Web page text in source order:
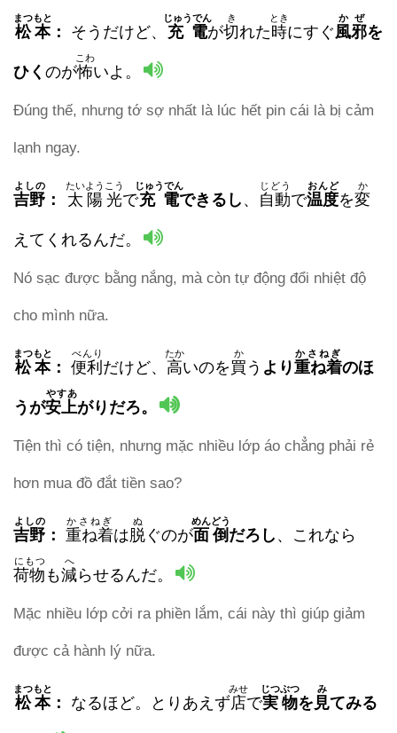
松本
まつもと
： そうだけど、 充電
じゅうでん
が切
き
れた時
とき
にすぐ風邪
かぜ
を
ひく のが怖
こわ
いよ。
Đúng thế, nhưng tớ sợ nhất là lúc hết pin cái là bị cảm
lạnh ngay.
吉野
よしの
： 太陽光
たいようこう
で充電
じゅうでん
できるし 、 自動
じどう
で温度
おんど
を変
か
えてくれるんだ。
Nó sạc được bằng nắng, mà còn tự động đổi nhiệt độ
cho mình nữa.
松本
まつもと
： 便利
べんり
だけど、 高
たか
いのを買
か
う より重ね着
かさねぎ
のほ
うが安上
やすあ
がりだろ。
Tiện thì có tiện, nhưng mặc nhiều lớp áo chẳng phải rẻ
hơn mua đồ đắt tiền sao?
吉野
よしの
： 重ね着
かさねぎ
は脱
ぬ
ぐのが面倒
めんどう
だろし 、これなら
荷物
にもつ
も減
へ
らせるんだ。
Mặc nhiều lớp cởi ra phiền lắm, cái này thì giúp giảm
được cả hành lý nữa.
松本
まつもと
： なるほど。とりあえず店
みせ
で実物
じつぶつ
を 見
み
てみる